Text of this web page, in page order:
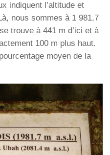
indiquent l’altitude et
nous sommes à 1 981,7
se trouve à 441 m d’ici et à
100 m plus haut.
moyen de la